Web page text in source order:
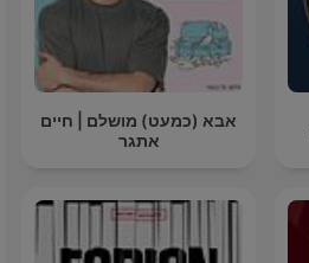
אבא (כמעט) מושלם | חיים
אתגר